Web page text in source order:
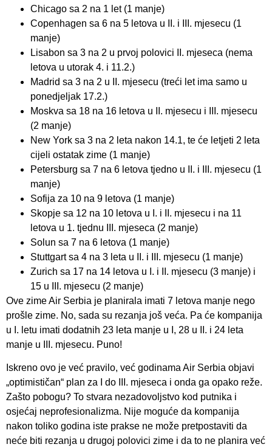
Chicago sa 2 na 1 let (1 manje)
Copenhagen sa 6 na 5 letova u II. i III. mjesecu (1
manje)
Lisabon sa 3 na 2 u prvoj polovici II. mjeseca (nema
letova u utorak 4. i 11.2.)
Madrid sa 3 na 2 u II. mjesecu (treći let ima samo u
ponedjeljak 17.2.)
Moskva sa 18 na 16 letova u II. mjesecu i III. mjesecu
(2 manje)
New York sa 3 na 2 leta nakon 14.1, te će letjeti 2 leta
cijeli ostatak zime (1 manje)
Petersburg sa 7 na 6 letova tjedno u II. i III. mjesecu (1
manje)
Sofija za 10 na 9 letova (1 manje)
Skopje sa 12 na 10 letova u I. i II. mjesecu i na 11
letova u 1. tjednu III. mjeseca (2 manje)
Solun sa 7 na 6 letova (1 manje)
Stuttgart sa 4 na 3 leta u II. i III. mjesecu (1 manje)
Zurich sa 17 na 14 letova u I. i II. mjesecu (3 manje) i
15 u III. mjesecu (2 manje)
Ove zime Air Serbia je planirala imati 7 letova manje nego
prošle zime. No, sada su rezanja još veća. Pa će kompanija
u I. letu imati dodatnih 23 leta manje u I, 28 u II. i 24 leta
manje u III. mjesecu. Puno!
Iskreno ovo je već pravilo, već godinama Air Serbia objavi
„optimističan“ plan za I do III. mjeseca i onda ga opako reže.
Zašto pobogu? To stvara nezadovoljstvo kod putnika i
osjećaj neprofesionalizma. Nije moguće da kompanija
nakon toliko godina iste prakse ne može pretpostaviti da
neće biti rezanja u drugoj polovici zime i da to ne planira već